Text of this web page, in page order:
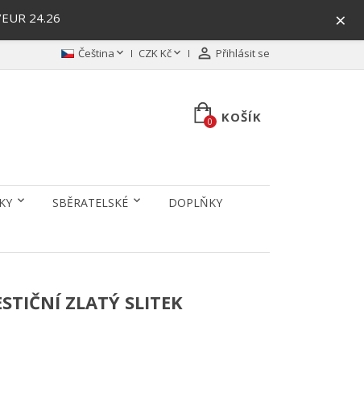
×
24.26
Čeština  CZK Kč  Přihlásit se
KOŠÍK
0
SBĚRATELSKÉ DOPLŇKY
ZLATÝ SLITEK